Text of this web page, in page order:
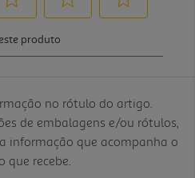
no rótulo do artigo.
de embalagens e/ou rótulos,
informação que acompanha o
que recebe.